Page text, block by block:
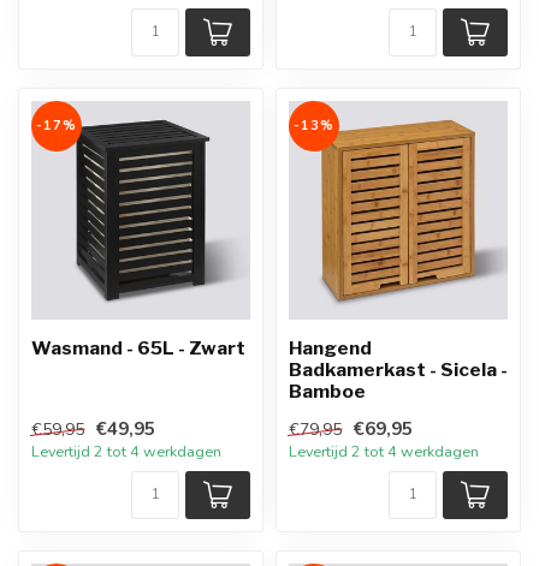
-17%
Wasmand - 65L - Zwart
€59,95 €49,95
Levertijd 2 tot 4 werkdagen
-13%
Hangend
Badkamerkast - Sicela -
Bamboe
€79,95 €69,95
Levertijd 2 tot 4 werkdagen